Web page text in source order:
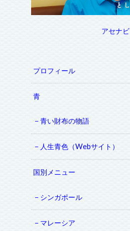
アセナビ
プロフィール
青
青い財布の物語
人生青色（Webサイト）
国別メニュー
シンガポール
マレーシア